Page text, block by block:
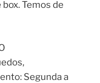
Temos de
Segunda a